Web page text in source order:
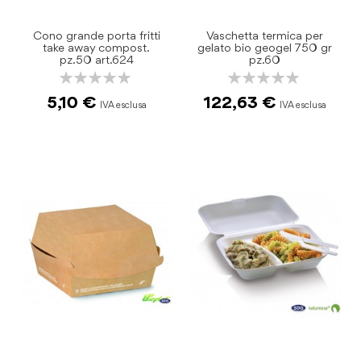
Cono grande porta fritti
take away compost.
pz.50 art.624
Rating:
5,10 €
Vaschetta termica per
gelato bio geogel 750 gr
pz.60
Rating:
122,63 €